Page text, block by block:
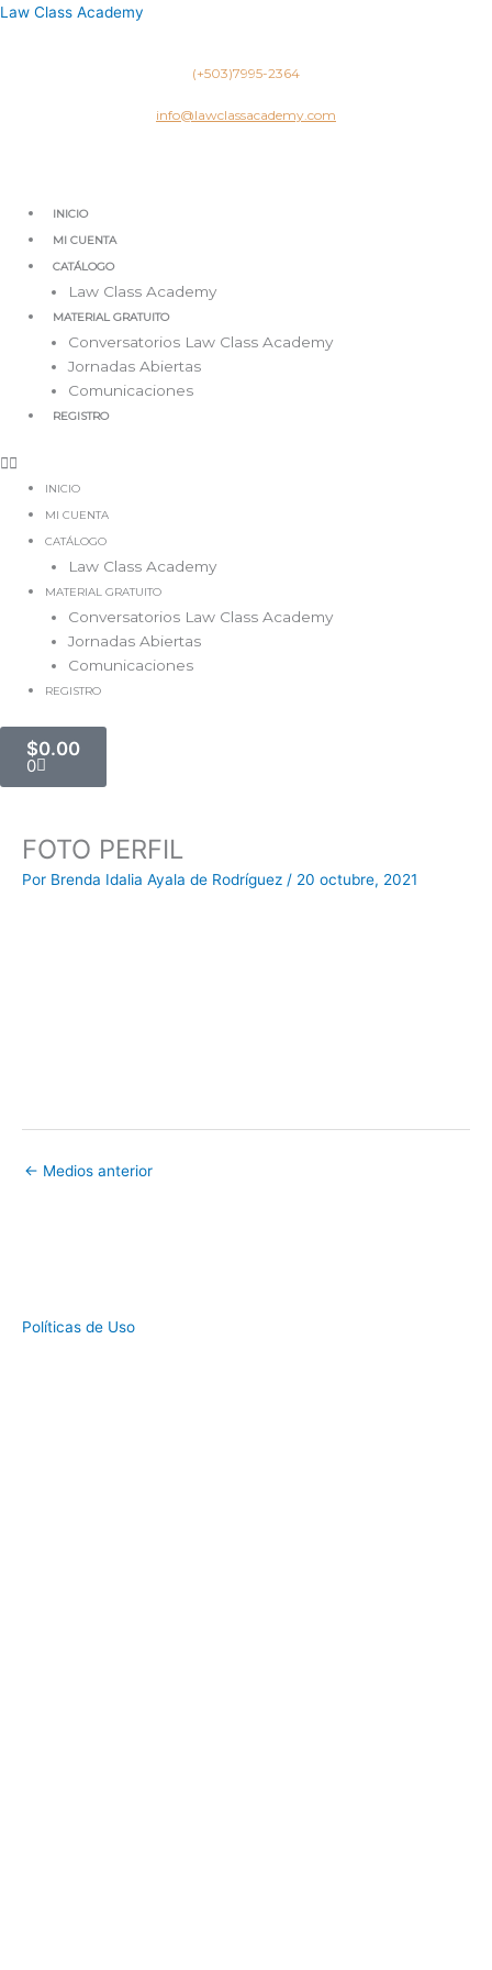
IrLaw Class Academy
(+503)7995-2364
info@lawclassacademy.com
INICIO
MI CUENTA
CATÁLOGO
Law Class Academy
MATERIAL GRATUITO
Conversatorios Law Class Academy
Jornadas Abiertas
Comunicaciones
REGISTRO
INICIO
MI CUENTA
CATÁLOGO
Law Class Academy
MATERIAL GRATUITO
Conversatorios Law Class Academy
Jornadas Abiertas
Comunicaciones
REGISTRO
$0.00
0
Carrito
FOTO PERFIL
Por Brenda Idalia Ayala de Rodríguez / 20 octubre, 2021
← Medios anterior
Políticas de Uso